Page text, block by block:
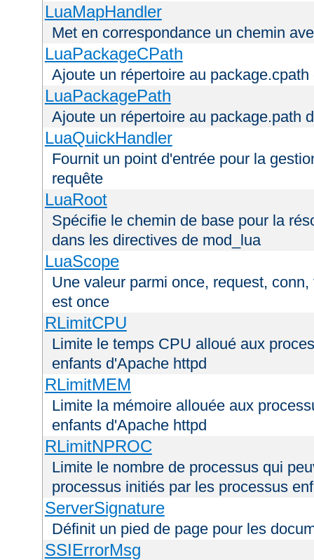
LuaMapHandler
Met en correspondance un chemin
LuaPackageCPath
Ajoute un répertoire au package.cpath
LuaPackagePath
Ajoute un répertoire au package.path
LuaQuickHandler
Fournit un point d'entrée pour la
requête
LuaRoot
Spécifie le chemin de base pour la
dans les directives de mod_lua
LuaScope
Une valeur parmi once, request,
est once
RLimitCPU
Limite le temps CPU alloué aux
enfants d'Apache httpd
RLimitMEM
Limite la mémoire allouée aux
enfants d'Apache httpd
RLimitNPROC
Limite le nombre de processus qui
processus initiés par les processus
ServerSignature
Définit un pied de page pour les
SSIErrorMsg